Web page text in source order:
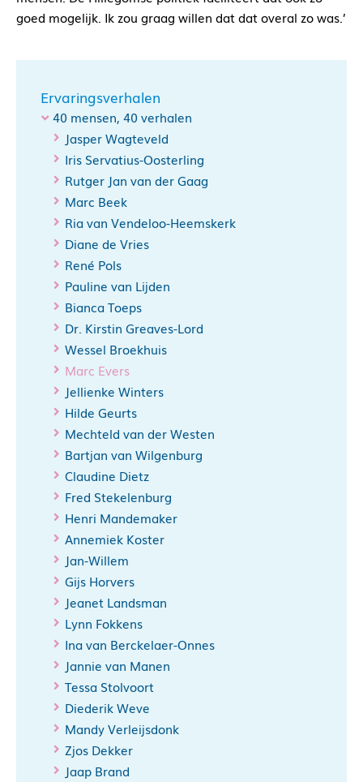
goed mogelijk. Ik zou graag willen dat dat overal zo was.’
Ervaringsverhalen
40 mensen, 40 verhalen
Jasper Wagteveld
Iris Servatius-Oosterling
Rutger Jan van der Gaag
Marc Beek
Ria van Vendeloo-Heemskerk
Diane de Vries
René Pols
Pauline van Lijden
Bianca Toeps
Dr. Kirstin Greaves-Lord
Wessel Broekhuis
Marc Evers
Jellienke Winters
Hilde Geurts
Mechteld van der Westen
Bartjan van Wilgenburg
Claudine Dietz
Fred Stekelenburg
Henri Mandemaker
Annemiek Koster
Jan-Willem
Gijs Horvers
Jeanet Landsman
Lynn Fokkens
Ina van Berckelaer-Onnes
Jannie van Manen
Tessa Stolvoort
Diederik Weve
Mandy Verleijsdonk
Zjos Dekker
Jaap Brand